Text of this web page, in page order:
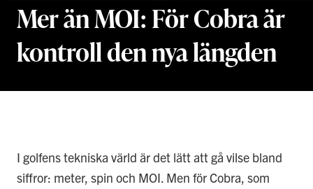
Mer än MOI: För Cobra är
kontroll den nya längden
I golfens tekniska värld är det lätt att gå vilse bland
siffror: meter, spin och MOI. Men för Cobra, som